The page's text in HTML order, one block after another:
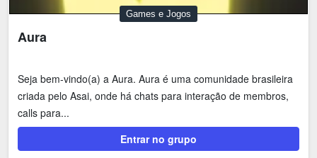
Games e Jogos
Aura
Seja bem-vindo(a) a Aura. Aura é uma comunidade brasileira
criada pelo Asai, onde há chats para interação de membros,
calls para...
Entrar no grupo